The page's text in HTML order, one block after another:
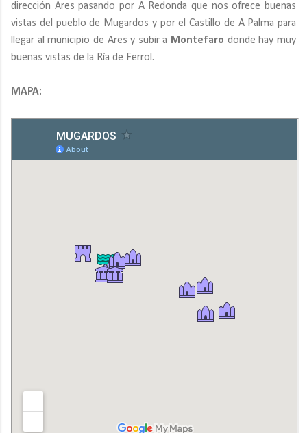
dirección Ares pasando por A Redonda que nos ofrece buenas
vistas del pueblo de Mugardos y por el Castillo de A Palma para
llegar al municipio de Ares y subir a Montefaro donde hay muy
buenas vistas de la Ría de Ferrol.
MAPA: